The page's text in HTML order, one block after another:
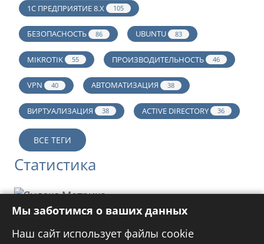
1С ПРЕДПРИЯТИЕ 8.Х 105
БЕЗОПАСНОСТЬ 86 UBUNTU 83
MIKROTIK 55 ПРОИЗВОДИТЕЛЬНОСТЬ 46
VPN 40 АВТОМАТИЗАЦИЯ 38
ВИРТУАЛИЗАЦИЯ 38 ACTIVE DIRECTORY 36
ВСЕ ТЕГИ
Статистика
Реклама
Мы заботимся о ваших данных
Наш сайт использует файлы cookie